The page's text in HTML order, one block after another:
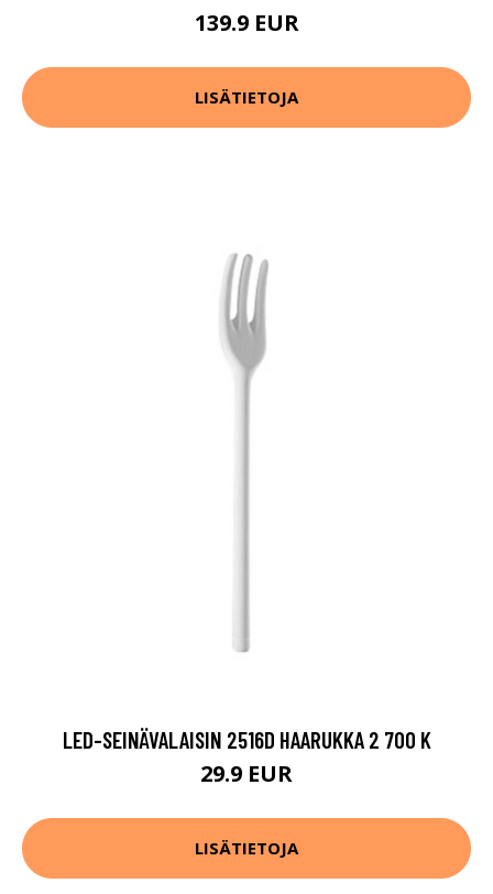
139.9 EUR
LISÄTIETOJA
LED-SEINÄVALAISIN 2516D HAARUKKA 2 700 K
29.9 EUR
LISÄTIETOJA